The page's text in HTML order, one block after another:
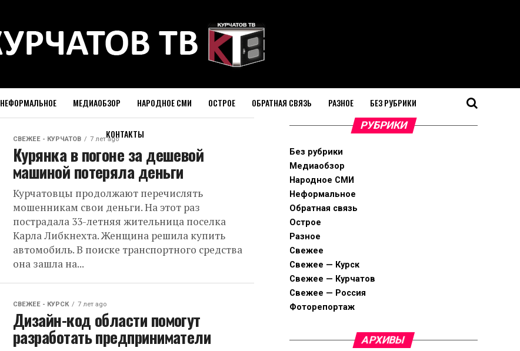
НЕФОРМАЛЬНОЕ МЕДИАОБЗОР НАРОДНОЕ СМИ ОСТРОЕ ОБРАТНАЯ СВЯЗЬ РАЗНОЕ БЕЗ РУБРИКИ
КОНТАКТЫ
СВЕЖЕЕ - КУРЧАТОВ 7 лет ago
Курянка в погоне за дешевой
машиной потеряла деньги
Курчатовцы продолжают перечислять
мошенникам свои деньги. На этот раз
пострадала 33-летняя жительница поселка
Карла Либкнехта. Женщина решила купить
автомобиль. В поиске транспортного средства
она зашла на...
СВЕЖЕЕ - КУРСК 7 лет ago
Дизайн-код области помогут
разработать предприниматели
РУБРИКИ
Без рубрики
Медиаобзор
Народное СМИ
Неформальное
Обратная связь
Острое
Разное
Свежее
Свежее — Курск
Свежее — Курчатов
Свежее — Россия
Фоторепортаж
АРХИВЫ